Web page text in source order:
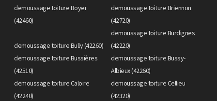
demoussage toiture Boyer
(42460)
demoussage toiture Briennon
(42720)
demoussage toiture Bully (42260)
demoussage toiture Burdignes
(42220)
demoussage toiture Bussières
(42510)
demoussage toiture Bussy-
Albieux (42260)
demoussage toiture Caloire
(42240)
demoussage toiture Cellieu
(42320)